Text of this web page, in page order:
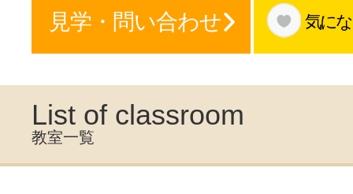
特集をみる
掲載のお問
見学・問い合わせ 気に
List of classroom
教室一覧